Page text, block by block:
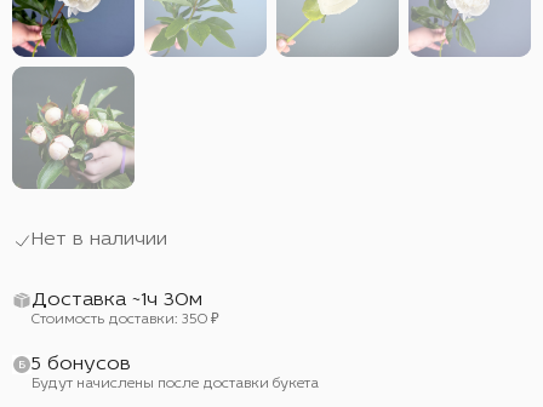
Нет в наличии
Доставка ~1ч 30м
Стоимость доставки: 350 ₽
5 бонусов
Будут начислены после доставки букета